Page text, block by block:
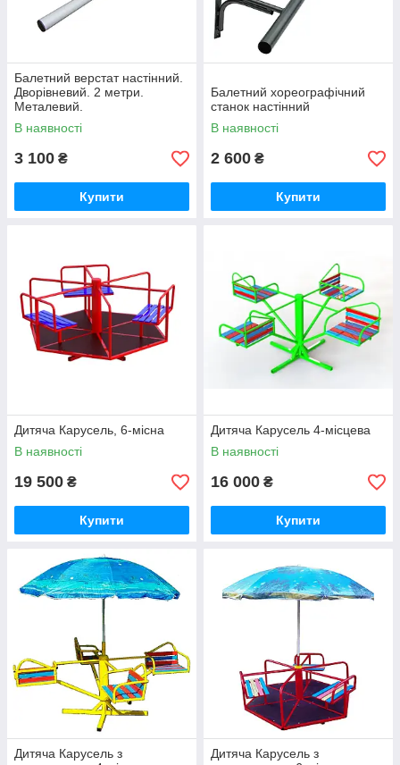
Балетний верстат настінний.
Дворівневий. 2 метри.
Металевий.
В наявності
3 100 ₴
Купити
Балетний хореографічний
станок настінний
В наявності
2 600 ₴
Купити
Дитяча Карусель, 6-місна
В наявності
19 500 ₴
Купити
Дитяча Карусель 4-місцева
В наявності
16 000 ₴
Купити
Дитяча Карусель з
Дитяча Карусель з